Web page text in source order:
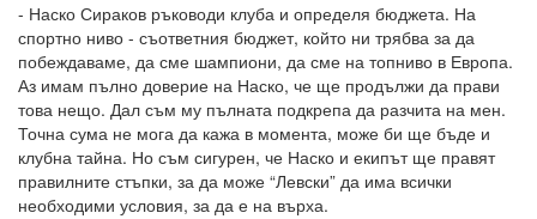
- Наско Сираков ръководи клуба и определя бюджета. На
спортно ниво - съответния бюджет, който ни трябва за да
побеждаваме, да сме шампиони, да сме на топниво в Европа.
Аз имам пълно доверие на Наско, че ще продължи да прави
това нещо. Дал съм му пълната подкрепа да разчита на мен.
Точна сума не мога да кажа в момента, може би ще бъде и
клубна тайна. Но съм сигурен, че Наско и екипът ще правят
правилните стъпки, за да може “Левски” да има всички
необходими условия, за да е на върха.